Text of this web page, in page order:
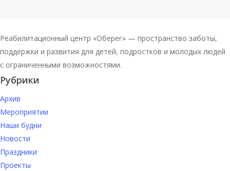
Реабилитационный центр «Оберег» — пространство заботы,
поддержки и развития для детей, подростков и молодых людей
с ограниченными возможностями.
Рубрики
Архив
Мероприятии
Наши будни
Новости
Праздники
Проекты